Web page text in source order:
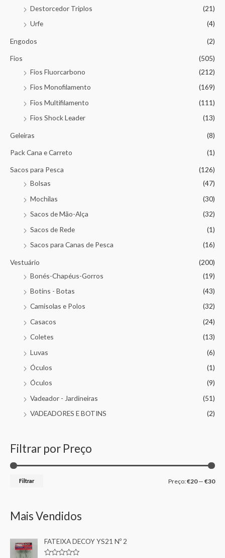
Destorcedor Triplos
(21)
Urfe
(4)
Engodos (2)
Fios
(505)
Fios Fluorcarbono
(212)
Fios Monofilamento
(169)
Fios Multifilamento
(111)
Fios Shock Leader
(13)
Geleiras (8)
Pack Cana e Carreto (1)
Sacos para Pesca
(126)
Bolsas
(47)
Mochilas
(30)
Sacos de Mão-Alça
(32)
Sacos de Rede
(1)
Sacos para Canas de Pesca
(16)
Vestuário
(200)
Bonés-Chapéus-Gorros
(19)
Botins - Botas
(43)
Camisolas e Polos
(32)
Casacos
(24)
Coletes
(13)
Luvas
(6)
Óculos
(1)
Óculos
(9)
Vadeador - Jardineiras
(51)
VADEADORES E BOTINS
(2)
Filtrar por Preço
Filtrar Preço:€20— €30
Mais Vendidos
FATEIXA DECOY YS21 Nº 2